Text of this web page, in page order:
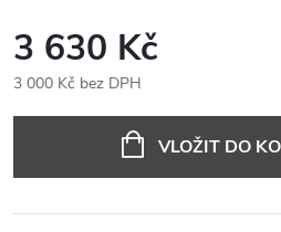
3 630 Kč
3 000 Kč bez DPH
VLOŽIT DO